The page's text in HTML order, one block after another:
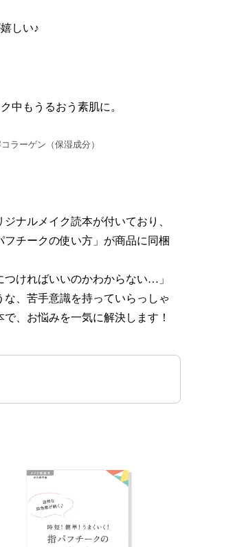
しい♪
中もうるおう素肌に。
ーゲン（保湿成分）
ナルメイク読本が付いており、
チークの使い方」が商品に同梱
ければいいのかわからない…」
、苦手意識を持っていらっしゃ
、お悩みを一気に解決します！